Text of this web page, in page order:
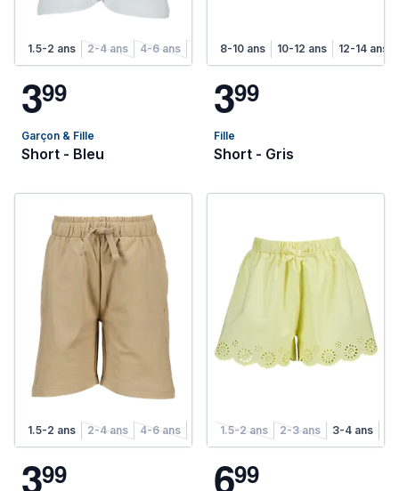
1.5-2 ans 2-4 ans 4-6 ans 6-8 ans
399
Garçon & Fille
Short - Bleu
8-10 ans 10-12 ans 12-14 ans
399
Fille
Short - Gris
1.5-2 ans 2-4 ans 4-6 ans 6-8 ans
399
1.5-2 ans 2-3 ans 3-4 ans
699